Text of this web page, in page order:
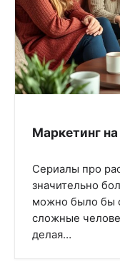
Маркетинг
Сериалы про
значительно
можно было бы
сложные
делая…